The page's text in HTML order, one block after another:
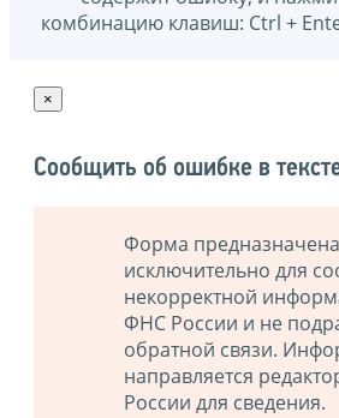
комбинацию клавиш: Ctrl +
×
Сообщить об ошибке в
Форма предназначена
исключительно для
некорректной
ФНС России и не
обратной связи.
направляется
России для сведения.